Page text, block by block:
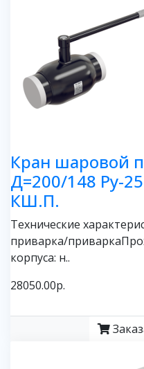
Кран шаровой
Д=200/148 Ру-
КШ.П.
Технические
приварка/
корпуса: н..
28050.00р.